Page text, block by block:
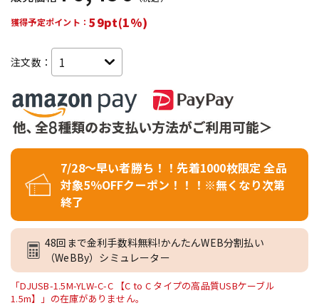
獲得予定ポイント： 59pt(1%)
注文数：
7/28～早い者勝ち！！先着1000枚限定 全品
対象5％OFFクーポン！！！※無くなり次第
終了
48回まで金利手数料無料!かんたんWEB分割払い
（WeBBy）シミュレーター
「DJUSB-1.5M-YLW-C-C 【C to C タイプの高品質USBケーブル
1.5m】」の在庫がありません。